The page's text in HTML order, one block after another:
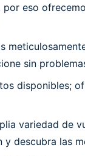
por eso
sin
disponibles;
variedad de
y descubra las